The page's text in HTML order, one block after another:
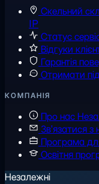
Скельний
IP
Статус
Відгуки
Гарантія
Отримати
КОМПАНІЯ
Про нас
Зв'язатися з
Програма
Освітня
Незалежні